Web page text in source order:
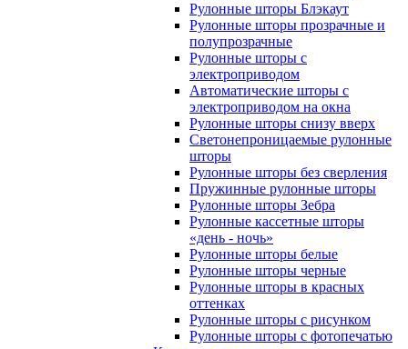
Рулонные шторы Блэкаут
Рулонные шторы прозрачные и
полупрозрачные
Рулонные шторы с
электроприводом
Автоматические шторы с
электроприводом на окна
Рулонные шторы снизу вверх
Светонепроницаемые рулонные
шторы
Рулонные шторы без сверления
Пружинные рулонные шторы
Рулонные шторы Зебра
Рулонные кассетные шторы
«день - ночь»
Рулонные шторы белые
Рулонные шторы черные
Рулонные шторы в красных
оттенках
Рулонные шторы с рисунком
Рулонные шторы с фотопечатью